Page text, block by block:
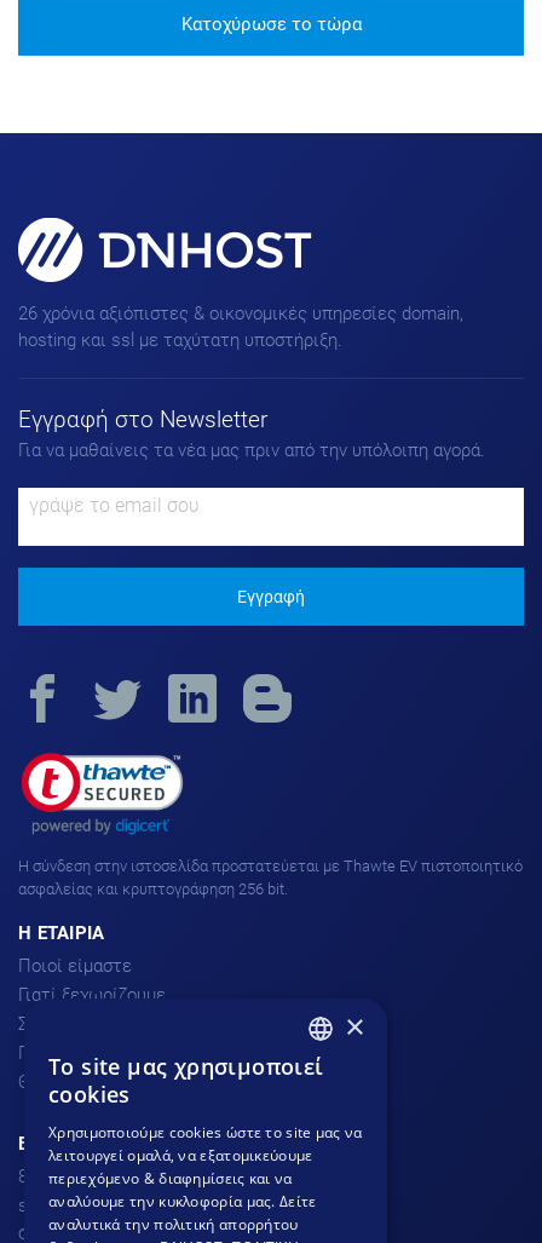
Κατοχύρωσε το τώρα
Domains, Hosting & SSL για
πετυχημένα Websites!
26 χρόνια αξιόπιστες & οικονομικές υπηρεσίες domain,
hosting και ssl με ταχύτατη υποστήριξη.
Εγγραφή στο Νewsletter
Για να μαθαίνεις τα νέα μας πριν από την υπόλοιπη αγορά.
Εγγραφή
H σύνδεση στην ιστοσελίδα προστατεύεται με Thawte EV πιστοποιητικό
ασφαλείας και κρυπτογράφηση 256 bit.
H ΕΤΑΙΡΙΑ
Ποιοί είμαστε
Γιατί ξεχωρίζουμε
Σχόλια πελατών
Προσφορές
Θέσεις Εργασίας
ΕΞΥΠΗΡΕΤΗΣΗ ΠΕΛΑΤΩΝ
801.300.3520 - 210.953.6767
support
dnhost.gr
Φόρμα επικοινωνίας
GREEK
×
To site μας χρησιμοποιεί
cookies
Χρησιμοποιούμε cookies ώστε το site μας να
λειτουργεί ομαλά, να εξατομικεύουμε
περιεχόμενο & διαφημίσεις και να
αναλύουμε την κυκλοφορία μας. Δείτε
αναλυτικά την πολιτική απορρήτου